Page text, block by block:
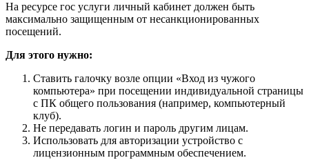
На ресурсе гос услуги личный кабинет должен быть
максимально защищенным от несанкционированных
посещений.
Для этого нужно:
Ставить галочку возле опции «Вход из чужого
компьютера» при посещении индивидуальной страницы
с ПК общего пользования (например, компьютерный
клуб).
Не передавать логин и пароль другим лицам.
Использовать для авторизации устройство с
лицензионным программным обеспечением.